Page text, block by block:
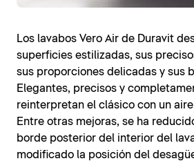
Los lavabos Vero Air de Duravit
superficies estilizadas, sus
sus proporciones delicadas y sus
Elegantes, precisos y
reinterpretan el clásico con un aire
Entre otras mejoras, se ha
borde posterior del interior del
modificado la posición del